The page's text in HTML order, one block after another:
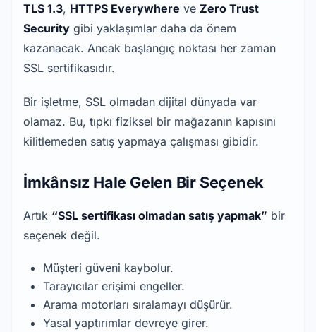
TLS 1.3, HTTPS Everywhere ve Zero Trust
Security gibi yaklaşımlar daha da önem
kazanacak. Ancak başlangıç noktası her zaman
SSL sertifikasıdır.
Bir işletme, SSL olmadan dijital dünyada var
olamaz. Bu, tıpkı fiziksel bir mağazanın kapısını
kilitlemeden satış yapmaya çalışması gibidir.
İmkânsız Hale Gelen Bir Seçenek
Artık “SSL sertifikası olmadan satış yapmak” bir
seçenek değil.
Müşteri güveni kaybolur.
Tarayıcılar erişimi engeller.
Arama motorları sıralamayı düşürür.
Yasal yaptırımlar devreye girer.